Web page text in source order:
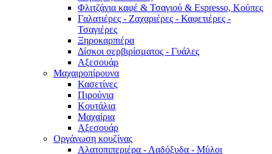
Φλιτζάνια καφέ & Τσαγιού & Espresso, Κούπες
Γαλατιέρες - Ζαχαριέρες - Καφετιέρες -
Τσαγιέρες
Ξηροκαρπιέρα
Δίσκοι σερβιρίσματος - Γυάλες
Αξεσουάρ
Μαχαιροπίρουνα
Κασετίνες
Πιρούνια
Κουτάλια
Μαχαίρια
Αξεσουάρ
Οργάνωση κουζίνας
Αλατοπιπεριέρα - Λαδόξυδα - Μύλοι